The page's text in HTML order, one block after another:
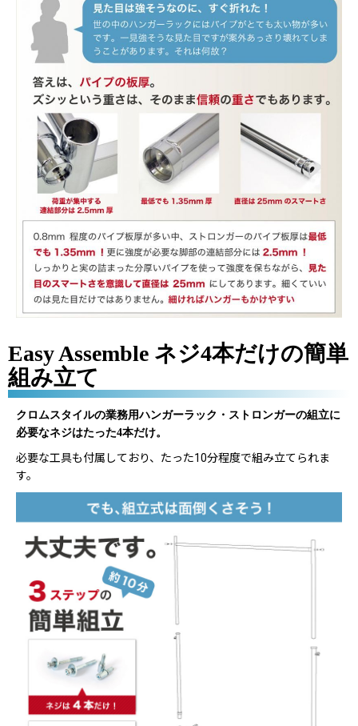
Easy Assemble ネジ4本だけの簡単
組み立て
クロムスタイルの業務用ハンガーラック・ストロンガーの組立に
必要なネジはたった4本だけ。
必要な工具も付属しており、たった10分程度で組み立てられま
す。